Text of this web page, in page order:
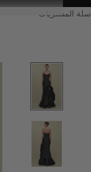
سلة المشتريات